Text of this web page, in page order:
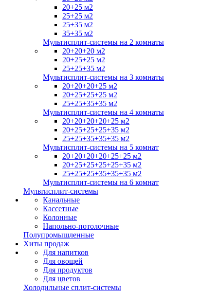
20+25 м2
25+25 м2
25+35 м2
35+35 м2
Мультисплит-системы на 2 комнаты
20+20+20 м2
20+25+25 м2
25+25+35 м2
Мультисплит-системы на 3 комнаты
20+20+20+25 м2
20+25+25+25 м2
25+25+35+35 м2
Мультисплит-системы на 4 комнаты
20+20+20+20+25 м2
20+25+25+25+35 м2
25+25+35+35+35 м2
Мультисплит-системы на 5 комнат
20+20+20+20+25+25 м2
20+25+25+25+25+35 м2
25+25+25+35+35+35 м2
Мультисплит-системы на 6 комнат
Мультисплит-системы
Канальные
Кассетные
Колонные
Напольно-потолочные
Полупромышленные
Хиты продаж
Для напитков
Для овощей
Для продуктов
Для цветов
Холодильные сплит-системы